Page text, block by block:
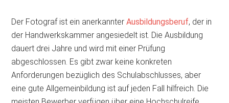
Der Fotograf ist ein anerkannterAusbildungsberuf, der in
der Handwerkskammer angesiedelt ist. Die Ausbildung
dauert drei Jahre und wird mit einer Prüfung
abgeschlossen. Es gibt zwar keine konkreten
Anforderungen bezüglich des Schulabschlusses, aber
eine gute Allgemeinbildung ist auf jeden Fall hilfreich. Die